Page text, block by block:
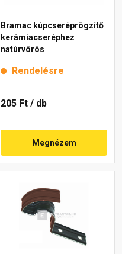
Bramac kúpcseréprögzítő
kerámiacseréphez
natúrvörös
Rendelésre
205 Ft / db
Megnézem